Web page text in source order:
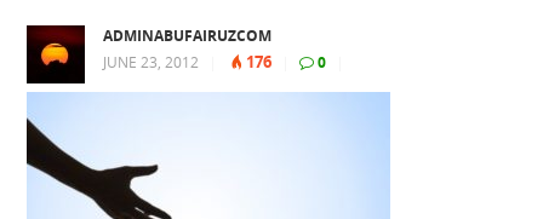
ADMINABUFAIRUZCOM
JUNE 23, 2012
176 0